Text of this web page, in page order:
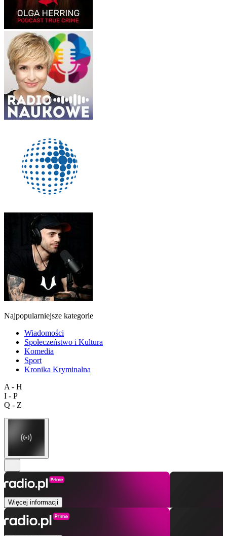
Najpopularniejsze kategorie
Wiadomości
Społeczeństwo i Kultura
Komedia
Sport
Kronika Kryminalna
A - H
I - P
Q - Z
Więcej informacji